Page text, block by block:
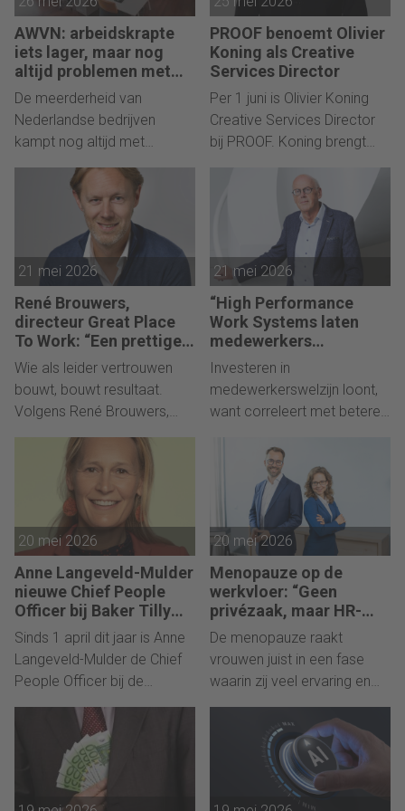
University.
doorslaggevend.
Tegelijkertijd zetten hoge
werkdruk en een gebrek aan
waardering het behoud van
talent onder druk.
AWVN: arbeidskrapte
iets lager, maar nog
altijd problemen met
vacatures bij 7 op 10
werkgevers
De meerderheid van
Nederlandse bedrijven
kampt nog altijd met
arbeidsmarktkrapte en bij de
helft staat de kwaliteit van
productie en dienstverlening
onder druk. Wel is het
percentage werkgevers met
personeelstekorten licht
afgenomen.
PROOF benoemt Olivier
Koning als Creative
Services Director
Per 1 juni is Olivier Koning
Creative Services Director
bij PROOF. Koning brengt
ruim dertig jaar ervaring mee
vanuit verschillende
creatieve bureaus en gaat
zich richten op het verder
uitbouwen van klantrelaties,
creatieve kwaliteit en
executiekracht.
21 mei 2026
René Brouwers,
directeur Great Place
To Work: “Een prettige
cultuur is het effect van
goed leiderschap”
Wie als leider vertrouwen
bouwt, bouwt resultaat.
Volgens René Brouwers,
directeur van Great Place To
Work Nederland, is dat geen
zachte boodschap maar
een harde
performancestelling. Hij
vindt dat de CHRO eigenlijk
Chief Trust Officer zou
moeten heten.
21 mei 2026
“High Performance
Work Systems laten
medewerkers
presteren, maar kunnen
de gezondheid
schaden”
Investeren in
medewerkerswelzijn loont,
want correleert met betere
klassieke HR-modellen.
Maar de effecten moeten
goed gemonitord worden.
Emeritus hoogleraar HRM
Jaap Paauwe ziet een
belangrijke regierol voor HR.
20 mei 2026
Anne Langeveld-Mulder
nieuwe Chief People
Officer bij Baker Tilly
Nederland
Sinds 1 april dit jaar is Anne
Langeveld-Mulder de Chief
People Officer bij de
Nederlandse tak van het
wereldwijd opererende
accountants- en
advieskantoor Baker Tilly.
20 mei 2026
Menopauze op de
werkvloer: “Geen
privézaak, maar HR-
thema én
leiderschapsvraagstuk”
De menopauze raakt
vrouwen juist in een fase
waarin zij veel ervaring en
leiderschap meebrengen.
Toch blijft het onderwerp op
de werkvloer nog te vaak
onbesproken, waardoor
waardevol talent verloren